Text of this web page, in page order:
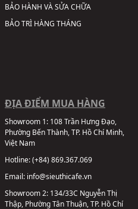
BẢO HÀNH VÀ SỬA CHỮA
BẢO TRÌ HÀNG THÁNG
ĐỊA ĐIỂM MUA HÀNG
Showroom 1: 108 Trần Hưng Đạo,
Phường Bến Thành, TP. Hồ Chí Minh,
Việt Nam
Hotline:(+84) 869.367.069
Email: info@sieuthicafe.vn
Showroom 2: 134/33C Nguyễn Thị
Thập, Phường Tân Thuận, TP. Hồ Chí